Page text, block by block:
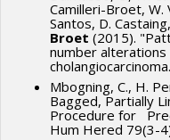
Camilleri-Broet, W.
Santos, D.
Broet (2015).
number alterations
Mbogning, C., H.
Bagged, Partially
Procedure for
Hum Hered 79(3-